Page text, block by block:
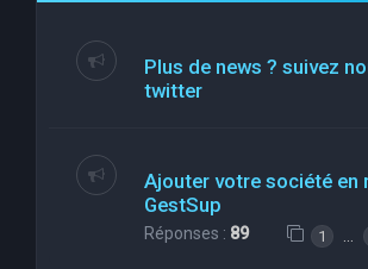
Plus de news ? suivez
twitter
Ajouter votre société en
GestSup
Réponses : 89 1